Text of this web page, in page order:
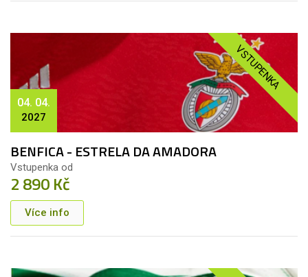
VSTUPENKA
04. 04.
2027
BENFICA - ESTRELA DA AMADORA
Vstupenka od
2 890 Kč
Více info